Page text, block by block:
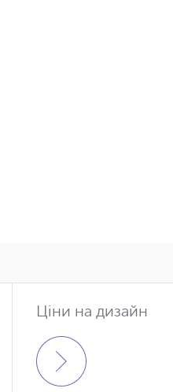
Ціни на дизайн